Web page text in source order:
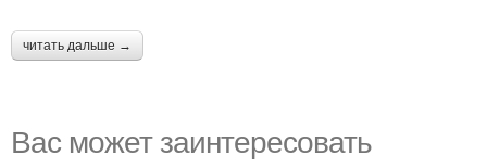
читать дальше →
Вас может заинтересовать